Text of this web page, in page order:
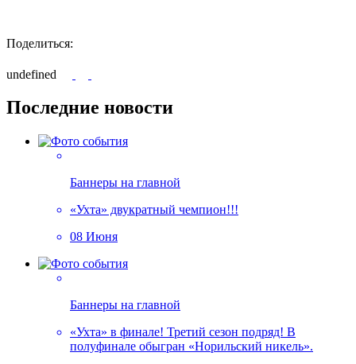
Поделиться:
undefined
Последние новости
Баннеры на главной
«Ухта» двукратный чемпион!!!
08 Июня
Баннеры на главной
«Ухта» в финале! Третий сезон подряд! В
полуфинале обыгран «Норильский никель».